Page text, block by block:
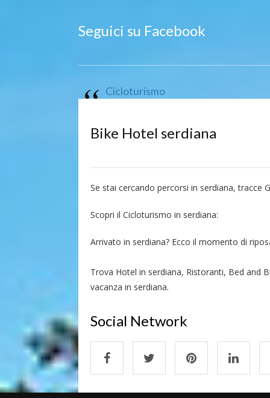
Seguici su Facebook
Cicloturismo
Bike Hotel serdiana
Se stai cercando percorsi in serdiana, tracce
Scopri il Cicloturismo in serdiana:
Arrivato in serdiana? Ecco il momento di
Trova Hotel in serdiana, Ristoranti, Bed and
vacanza in serdiana.
Social Network